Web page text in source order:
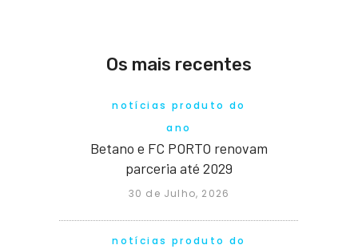
Os mais recentes
notícias produto do
ano
Betano e FC PORTO renovam
parceria até 2029
30 de Julho, 2026
notícias produto do